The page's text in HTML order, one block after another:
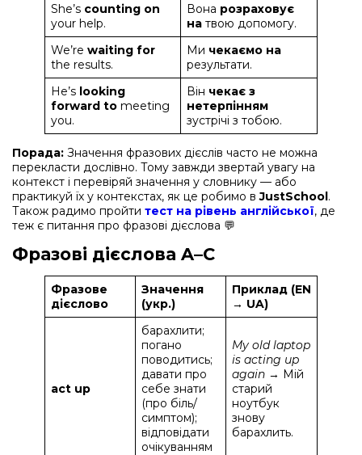
She’s counting on
your help.
Вона розраховує
на твою допомогу.
We’re waiting for
the results.
Ми чекаємо на
результати.
He’s looking
forward to meeting
you.
Він чекає з
нетерпінням
зустрічі з тобою.
Порада: Значення фразових дієслів часто не можна
перекласти дослівно. Тому завжди звертай увагу на
контекст і перевіряй значення у словнику — або
практикуй їх у контекстах, як це робимо в JustSchool.
Також радимо пройти тест на рівень англійської, де
теж є питання про фразові дієслова 💬
Фразові дієслова A–C
Фразове
дієслово
Значення
(укр.)
Приклад (EN
→ UA)
act up
барахлити;
погано
поводитись;
давати про
себе знати
(про біль/
симптом);
відповідати
очікуванням
My old laptop
is acting up
again → Мій
старий
ноутбук
знову
барахлить.